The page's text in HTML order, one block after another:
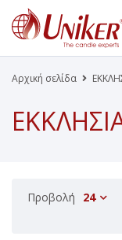
Κατάλογος
Γίνε
Η Εταιρεία
Αρχική σελίδα
Προβολή 24